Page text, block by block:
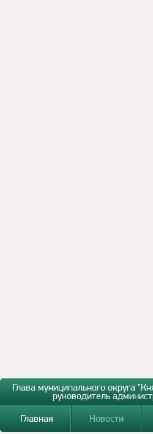
Глава муниципального округа
руководитель
Главная
Новости